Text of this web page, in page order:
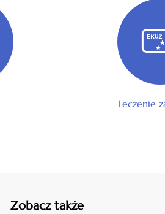
Leczenie
Zobacz także